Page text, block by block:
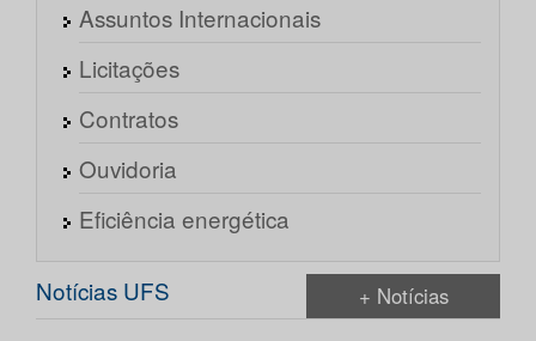
Assuntos Internacionais
Licitações
Contratos
Ouvidoria
Eficiência energética
Notícias UFS + Notícias